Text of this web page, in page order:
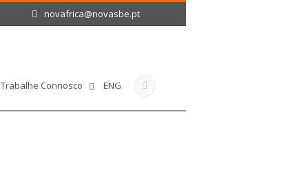
novafrica@novasbe.pt
Trabalhe Connosco ENG